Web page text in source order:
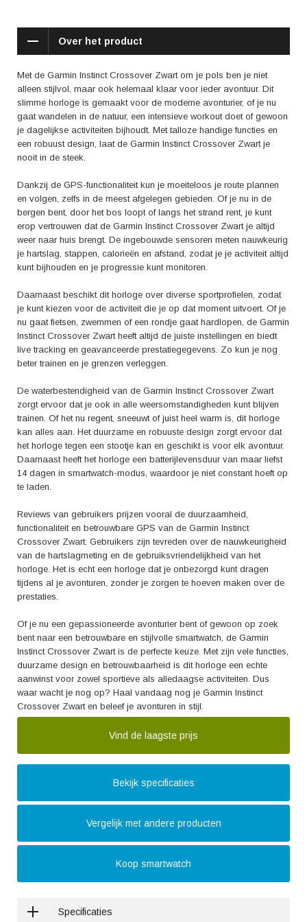
een stootje kan en geschikt is voor elk avontuur. Daarnaast heeft het
modus, waardoor je niet constant hoeft op te laden.
Reviews van gebruikers prijzen vooral de duurzaamheid, functionaliteit
en betrouwbare GPS van de Garmin Instinct Crossover Zwart.
Gebruikers zijn tevreden over de nauwkeurigheid van de hartslagmeting
en de gebruiksvriendelijkheid van het horloge. Het is echt een horloge
dat je onbezorgd kunt dragen tijdens al je avonturen, zonder je zorgen
Of je nu een gepassioneerde avonturier bent of gewoon op zoek bent
naar een betrouwbare en stijlvolle smartwatch, de Garmin Instinct
Crossover Zwart is de perfecte keuze. Met zijn vele functies, duurzame
design en betrouwbaarheid is dit horloge een echte aanwinst voor zowel
sportieve als alledaagse activiteiten. Dus waar wacht je nog op? Haal
vandaag nog je Garmin Instinct Crossover Zwart en beleef je avonturen
Over het product
Met de Garmin Instinct Crossover Zwart om je pols ben je niet
alleen stijlvol, maar ook helemaal klaar voor ieder avontuur. Dit
slimme horloge is gemaakt voor de moderne avonturier, of je nu
gaat wandelen in de natuur, een intensieve workout doet of gewoon
je dagelijkse activiteiten bijhoudt. Met talloze handige functies en
een robuust design, laat de Garmin Instinct Crossover Zwart je
nooit in de steek.
Dankzij de GPS-functionaliteit kun je moeiteloos je route plannen
en volgen, zelfs in de meest afgelegen gebieden. Of je nu in de
bergen bent, door het bos loopt of langs het strand rent, je kunt
erop vertrouwen dat de Garmin Instinct Crossover Zwart je altijd
weer naar huis brengt. De ingebouwde sensoren meten nauwkeurig
je hartslag, stappen, calorieën en afstand, zodat je je activiteit altijd
kunt bijhouden en je progressie kunt monitoren.
Daarnaast beschikt dit horloge over diverse sportprofielen, zodat
je kunt kiezen voor de activiteit die je op dat moment uitvoert. Of je
nu gaat fietsen, zwemmen of een rondje gaat hardlopen, de Garmin
Instinct Crossover Zwart heeft altijd de juiste instellingen en biedt
live tracking en geavanceerde prestatiegegevens. Zo kun je nog
beter trainen en je grenzen verleggen.
De waterbestendigheid van de Garmin Instinct Crossover Zwart
zorgt ervoor dat je ook in alle weersomstandigheden kunt blijven
trainen. Of het nu regent, sneeuwt of juist heel warm is, dit horloge
kan alles aan. Het duurzame en robuuste design zorgt ervoor dat
het horloge tegen een stootje kan en geschikt is voor elk avontuur.
Daarnaast heeft het horloge een batterijlevensduur van maar liefst
14 dagen in smartwatch-modus, waardoor je niet constant hoeft op
te laden.
Reviews van gebruikers prijzen vooral de duurzaamheid,
functionaliteit en betrouwbare GPS van de Garmin Instinct
Crossover Zwart. Gebruikers zijn tevreden over de nauwkeurigheid
van de hartslagmeting en de gebruiksvriendelijkheid van het
horloge. Het is echt een horloge dat je onbezorgd kunt dragen
tijdens al je avonturen, zonder je zorgen te hoeven maken over de
prestaties.
Of je nu een gepassioneerde avonturier bent of gewoon op zoek
bent naar een betrouwbare en stijlvolle smartwatch, de Garmin
Instinct Crossover Zwart is de perfecte keuze. Met zijn vele functies,
duurzame design en betrouwbaarheid is dit horloge een echte
aanwinst voor zowel sportieve als alledaagse activiteiten. Dus
waar wacht je nog op? Haal vandaag nog je Garmin Instinct
Crossover Zwart en beleef je avonturen in stijl.
Vind de laagste prijs
Bekijk specificaties
Vergelijk met andere producten
Koop smartwatch
Specificaties